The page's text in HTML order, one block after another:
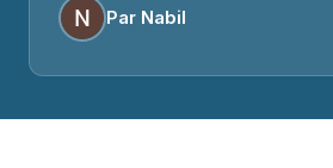
Par Nabil